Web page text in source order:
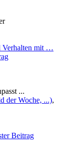
Verhalten mit …
...
der Woche, ...),
Beitrag